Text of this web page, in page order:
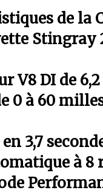
de la
Stingray
V8 DI de
0 à 60
3,7
à 8